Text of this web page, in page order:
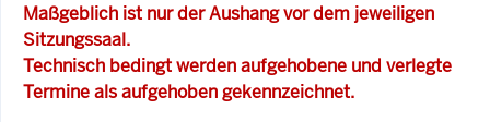
Maßgeblich ist nur der Aushang vor dem jeweiligen
Sitzungssaal.
Technisch bedingt werden aufgehobene und verlegte
Termine als aufgehoben gekennzeichnet.